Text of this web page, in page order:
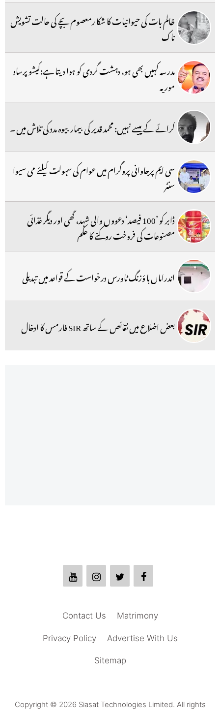
ظالم بات کی حیوانیات کا شکا رمعصوم بچے کی حالت تشویش
ناک
مدرسہ کہیں بھی ہو، دہشت گردی کو ہوا دیتا ہے:کیشو پرساد
موریہ
کرائے کے پیسے نہیں: محمد قدیر کی بیمار بیوہ مدد کی تلاش میں ۔
سی ایم پرجاوانی پروگرام میں عوام کی سہولت کیلئے می سیوا
سنٹر
ڈابر کو ’100 فیصد‘ دعووں والی شہد، گھی اور دیگر غذائی
مصنوعات کی فروخت روکنے کا حکم
اندراماں ہا ؤزنگ ٹاورس درخواست کے قواعد میں تبدیلی
بعض اضلاع میں نقائص کے ساتھ SIR فارمس کا ادخال
Matrimony
Contact Us
Advertise With Us
Privacy Policy
Sitemap
Copyright © 2026 Siasat Technologies Limited. All rights